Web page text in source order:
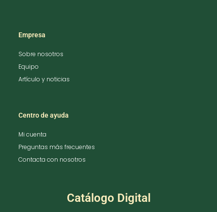
Empresa
Sobre nosotros
Equipo
Artículo y noticias
Centro de ayuda
Mi cuenta
Preguntas más frecuentes
Contacta con nosotros
Catálogo Digital